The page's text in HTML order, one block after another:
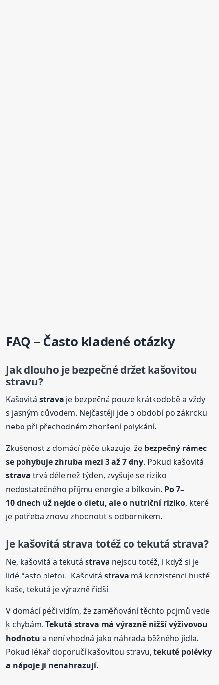
FAQ – Často kladené otázky
Jak dlouho je bezpečné držet kašovitou
stravu?
Kašovitástrava je bezpečná pouze krátkodobě a vždy
s jasným důvodem. Nejčastěji jde o období po zákroku
nebo při přechodném zhoršení polykání.
Zkušenost z domácí péče ukazuje, že bezpečný rámec
se pohybuje zhruba mezi 3 až 7 dny. Pokud kašovitá
strava trvá déle než týden, zvyšuje se riziko
nedostatečného příjmu energie a bílkovin. Po 7–
10 dnech už nejde o dietu, ale o nutriční riziko, které
je potřeba znovu zhodnotit s odborníkem.
Je kašovitá strava totéž co tekutá strava?
Ne, kašovitá a tekutástrava nejsou totéž, i když si je
lidé často pletou. Kašovitástrava má konzistenci husté
kaše, tekutá je výrazně řidší.
V domácí péči vidím, že zaměňování těchto pojmů vede
k chybám.Tekutástrava má výrazně nižší výživovou
hodnotu a není vhodná jako náhrada běžného jídla.
Pokud lékař doporučí kašovitou stravu,tekuté polévky
a nápoje ji nenahrazují.